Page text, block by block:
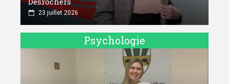
23 juillet 2026
Psychologie